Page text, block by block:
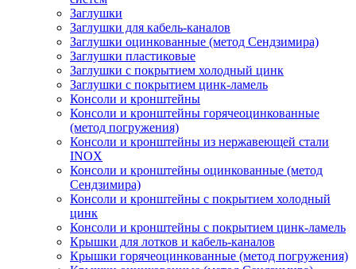
Заглушки
Заглушки для кабель-каналов
Заглушки оцинкованные (метод Сендзимира)
Заглушки пластиковые
Заглушки с покрытием холодный цинк
Заглушки с покрытием цинк-ламель
Консоли и кронштейны
Консоли и кронштейны горячеоцинкованные
(метод погружения)
Консоли и кронштейны из нержавеющей стали
INOX
Консоли и кронштейны оцинкованные (метод
Сендзимира)
Консоли и кронштейны с покрытием холодный
цинк
Консоли и кронштейны с покрытием цинк-ламель
Крышки для лотков и кабель-каналов
Крышки горячеоцинкованные (метод погружения)